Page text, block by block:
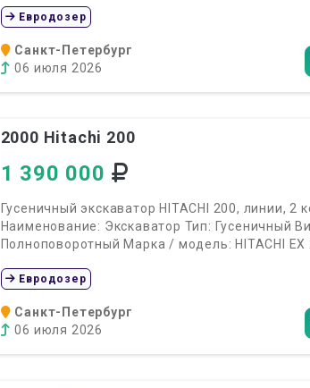
Евродозер
Санкт-Петербург
06 июля 2026
2000 Hitachi 200
1 390 000
Гусеничный экскаватор HITACHI 200, линии, 2
Наименование: Экскаватор Тип: Гусеничный
Полноповоротный Марка / модель: HITACHI EX
Евродозер
Санкт-Петербург
06 июля 2026